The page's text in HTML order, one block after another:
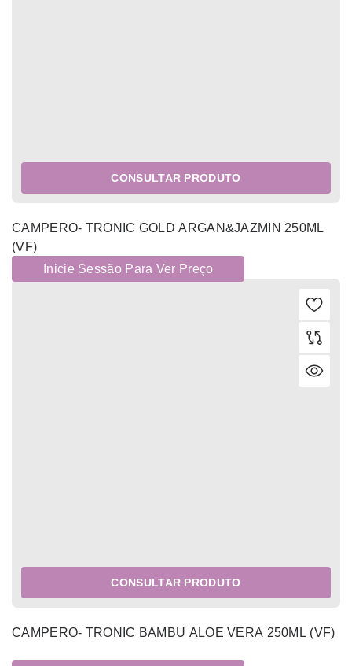
CONSULTAR PRODUTO
CAMPERO- TRONIC GOLD ARGAN&JAZMIN 250ML
(VF)
Inicie Sessão Para Ver Preço
CONSULTAR PRODUTO
CAMPERO- TRONIC BAMBU ALOE VERA 250ML (VF)